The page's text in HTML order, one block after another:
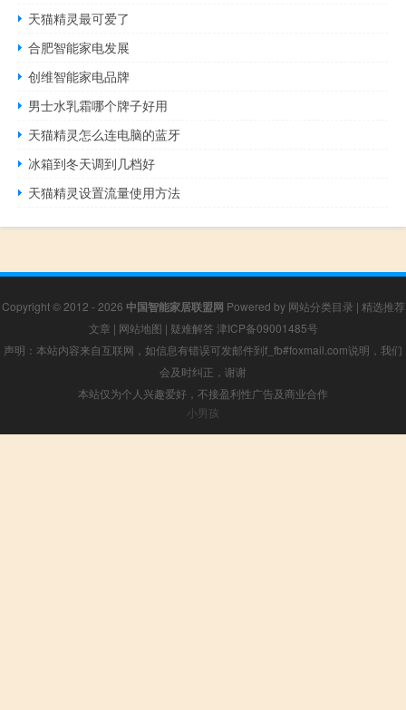
天猫精灵最可爱了
合肥智能家电发展
创维智能家电品牌
男士水乳霜哪个牌子好用
天猫精灵怎么连电脑的蓝牙
冰箱到冬天调到几档好
天猫精灵设置流量使用方法
Copyright © 2012 - 2026 中国智能家居联盟网 Powered by 网站分类目录 | 精选推荐
文章 | 网站地图 | 疑难解答 津ICP备09001485号
声明：本站内容来自互联网，如信息有错误可发邮件到f_fb#foxmail.com说明，我们
会及时纠正，谢谢
本站仅为个人兴趣爱好，不接盈利性广告及商业合作
小男孩